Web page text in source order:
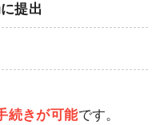
提出
続きが可能です。